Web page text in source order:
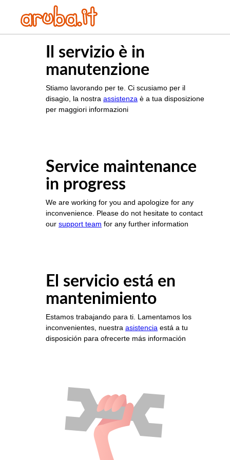
Il servizio è in
manutenzione
Stiamo lavorando per te. Ci scusiamo per il
disagio, la nostra assistenza è a tua disposizione
per maggiori informazioni
Service maintenance
in progress
We are working for you and apologize for any
inconvenience. Please do not hesitate to contact
our support team for any further information
El servicio está en
mantenimiento
Estamos trabajando para ti. Lamentamos los
inconvenientes, nuestra asistencia está a tu
disposición para ofrecerte más información